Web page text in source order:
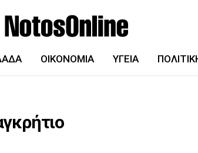
ΟΙΚΟΝΟΜΊΑ ΥΓΕΊΑ